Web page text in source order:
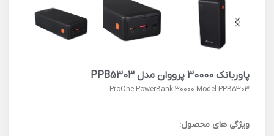
پاوربانک 30000 پرووان مدل PPB5303
ProOne PowerBank 30000 Model PPB5303
ویژگی های محصول: